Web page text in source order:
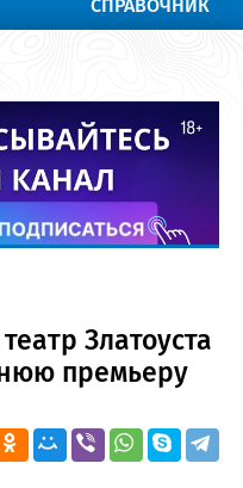
СПРАВОЧНИК
Златоуста
премьеру